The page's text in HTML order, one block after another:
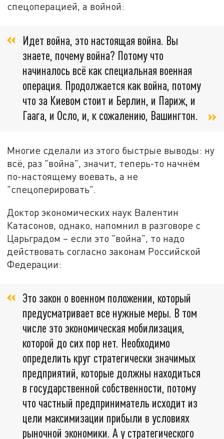
спецоперацией, а войной:
Идет война, это настоящая война. Вы
знаете, почему война? Потому что
начиналось всё как специальная военная
операция. Продолжается как война, потому
что за Киевом стоит и Берлин, и Париж, и
Гаага, и Осло, и, к сожалению, Вашингтон.
Многие сделали из этого быстрые выводы: ну
всё, раз "война", значит, теперь-то начнём
по-настоящему воевать, а не
"спецоперировать".
Доктор экономических наук Валентин
Катасонов, однако, напомнил в разговоре с
Царьградом – если это "война", то надо
действовать согласно законам Российской
Федерации:
Это закон о военном положении, который
предусматривает все нужные меры. В том
числе это экономическая мобилизация,
которой до сих пор нет. Необходимо
определить круг стратегически значимых
предприятий, которые должны находиться
в государственной собственности, потому
что частный предприниматель исходит из
цели максимизации прибыли в условиях
рыночной экономики. А у стратегического